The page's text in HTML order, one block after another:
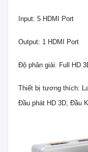
Input: 5 HDMI Port
Output: 1 HDMI Port
Độ phân giải: Full HD
Thiết bị tương thích:
Đầu phát HD 3D, Đầu